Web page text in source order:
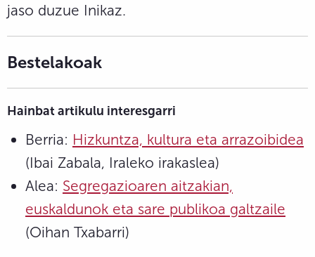
jaso duzue Inikaz.
Bestelakoak
Hainbat artikulu interesgarri
Berria: Hizkuntza, kultura eta arrazoibidea
(Ibai Zabala, Iraleko irakaslea)
Alea: Segregazioaren aitzakian,
euskaldunok eta sare publikoa galtzaile
(Oihan Txabarri)